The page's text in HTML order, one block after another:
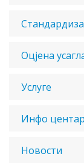
Оцјена
Услуге
Инфо центар
Новости